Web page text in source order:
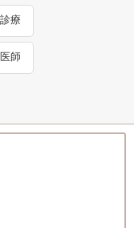
療
師